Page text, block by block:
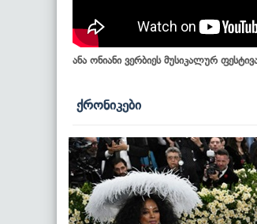
ანა ონიანი ვერბიეს მუსიკალურ
ქრონიკები